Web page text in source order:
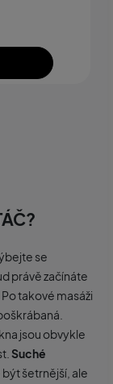
se
právě začínáte
takové masáži
jsou obvykle
Suché
šetrnější, ale